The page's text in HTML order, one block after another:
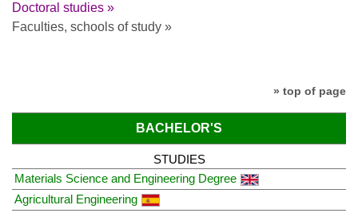
Doctoral studies »
Faculties, schools of study »
» top of page
BACHELOR'S
STUDIES
Materials Science and Engineering Degree
Agricultural Engineering